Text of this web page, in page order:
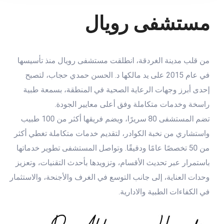
مستشفى رويال
من قلب مدينة الغردقة، انطلقت مستشفى رويال منذ تأسيسها
في عام 2015 على يد مالكها د. الحسن حمدي حجاب، لتصبح
إحدى أبرز وجهات الرعاية الصحية في المنطقة، بسمعة طبية
راسخة وخدمات متكاملة وفق أعلى معايير الجودة.
تضم المستشفى 80 سريرًا، ويضم فريقها أكثر من 100 طبيب
واستشاري من نخبة الكوادر، لتقديم خدمات متكاملة تغطي أكثر
من 50 تخصصًا عامًا ودقيقًا. وتواصل المستشفى تطوير خدماتها
باستمرار عبر تحديث الأقسام، وتزويدها بأحدث التقنيات، وتعزيز
وحدات العناية، إلى جانب التوسع في الغرف والأجنحة، والاستثمار
في الكفاءات الطبية والادارية.